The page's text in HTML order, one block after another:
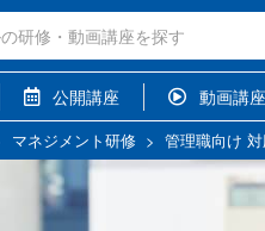
公開講座 動画講座
マネジメント研修 > 管理職向け